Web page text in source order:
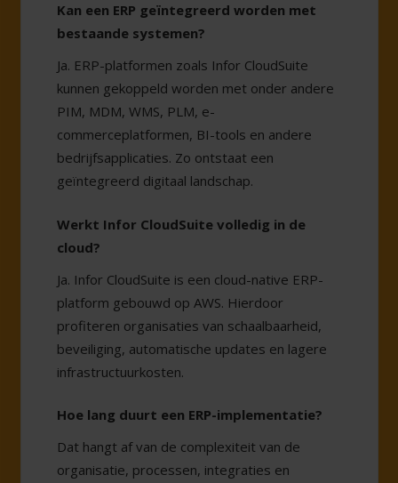
Kan een ERP geïntegreerd worden met
bestaande systemen?
Ja. ERP-platformen zoals Infor CloudSuite
kunnen gekoppeld worden met onder andere
PIM, MDM, WMS, PLM, e-
commerceplatformen, BI-tools en andere
bedrijfsapplicaties. Zo ontstaat een
geïntegreerd digitaal landschap.
Werkt Infor CloudSuite volledig in de
cloud?
Ja. Infor CloudSuite is een cloud-native ERP-
platform gebouwd op AWS. Hierdoor
profiteren organisaties van schaalbaarheid,
beveiliging, automatische updates en lagere
infrastructuurkosten.
Hoe lang duurt een ERP-implementatie?
Dat hangt af van de complexiteit van de
organisatie, processen, integraties en